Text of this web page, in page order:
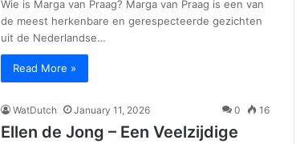
Wie is Marga van Praag? Marga van Praag is een van
de meest herkenbare en gerespecteerde gezichten
uit de Nederlandse…
Read More »
WatDutch January 11, 2026 0 16
Ellen de Jong – Een Veelzijdige